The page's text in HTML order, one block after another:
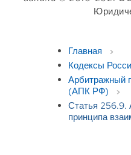
Главная
Кодексы
Арбитражный
(АПК РФ)
Статья
принципа